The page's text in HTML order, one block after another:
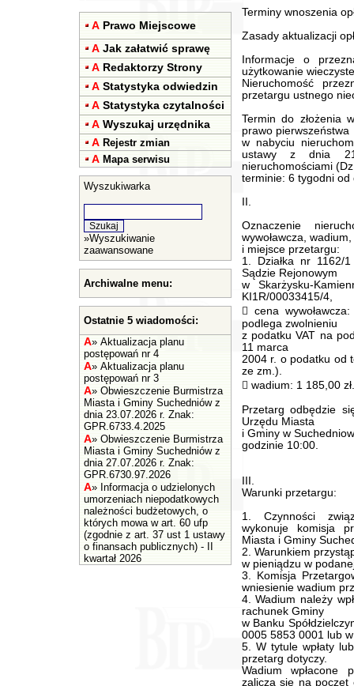
A Prawo Miejscowe
A Jak załatwić sprawę
A Redaktorzy Strony
A Statystyka odwiedzin
A Statystyka czytalności
A Wyszukaj urzędnika
A Rejestr zmian
A Mapa serwisu
Wyszukiwarka
»Wyszukiwanie
zaawansowane
Archiwalne menu:
Ostatnie 5 wiadomości:
A» Aktualizacja planu
postępowań nr 4
A» Aktualizacja planu
postępowań nr 3
A» Obwieszczenie Burmistrza
Miasta i Gminy Suchedniów z
dnia 23.07.2026 r. Znak:
GPR.6733.4.2025
A» Obwieszczenie Burmistrza
Miasta i Gminy Suchedniów z
dnia 27.07.2026 r. Znak:
GPR.6730.97.2026
A» Informacja o udzielonych
umorzeniach niepodatkowych
należności budżetowych, o
których mowa w art. 60 ufp
(zgodnie z art. 37 ust 1 ustawy
o finansach publicznych) - II
kwartał 2026
Terminy wnoszenia
Zasady aktualizacji
Informacje o
użytkowanie
Nieruchomość
przetargu ustnego
Termin do złożenia
prawo pierwszeństwa
w nabyciu
ustawy z dnia
nieruchomościami
terminie: 6 tygodni od
II.
Oznaczenie
wywoławcza,
i miejsce przetargu:
1. Działka nr 1162/
Sądzie Rejonowym
w Skarżysku-
KI1R/00033415/4,
 cena
podlega zwolnieniu
z podatku VAT na
11 marca
2004 r. o podatku od
ze zm.).
 wadium: 1 185,00 zł.
Przetarg odbędzie
Urzędu Miasta
i Gminy w
godzinie 10:00.
III.
Warunki przetargu:
1. Czynności
wykonuje komisja
Miasta i Gminy
2. Warunkiem
w pieniądzu w
3. Komisja
wniesienie wadium
4. Wadium należy
rachunek Gminy
w Banku
0005 5853 0001 lub
5. W tytule wpłaty
przetarg dotyczy.
Wadium wpłacone
zalicza się na poczet